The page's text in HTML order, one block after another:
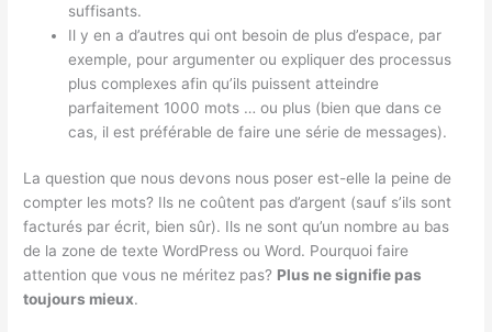
suffisants.
Il y en a d’autres qui ont besoin de plus d’espace, par
exemple, pour argumenter ou expliquer des processus
plus complexes afin qu’ils puissent atteindre
parfaitement 1000 mots … ou plus (bien que dans ce
cas, il est préférable de faire une série de messages).
La question que nous devons nous poser est-elle la peine de
compter les mots? Ils ne coûtent pas d’argent (sauf s’ils sont
facturés par écrit, bien sûr). Ils ne sont qu’un nombre au bas
de la zone de texte WordPress ou Word. Pourquoi faire
attention que vous ne méritez pas? Plus ne signifie pas
toujours mieux.